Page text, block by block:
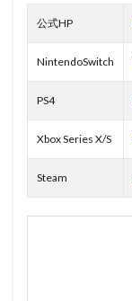
公式HP
NintendoSwitch
PS4
Xbox Series X/S
Steam